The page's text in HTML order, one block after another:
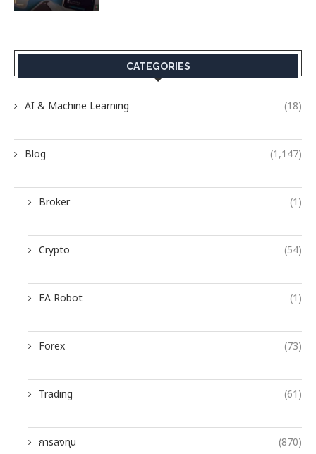
CATEGORIES
AI & Machine Learning (18)
Blog (1,147)
Broker (1)
Crypto (54)
EA Robot (1)
Forex (73)
Trading (61)
การลงทุน (870)